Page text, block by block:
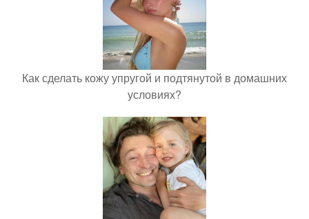
Как сделать кожу упругой и подтянутой в домашних
условиях?